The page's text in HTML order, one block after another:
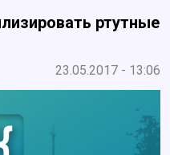
ртутные
23.05.2017 - 13:06